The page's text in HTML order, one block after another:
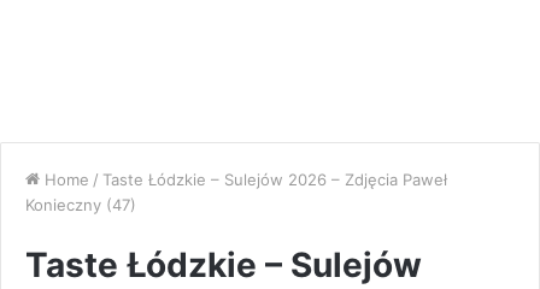
Home / Taste Łódzkie – Sulejów 2026 – Zdjęcia Paweł
Konieczny (47)
Taste Łódzkie – Sulejów